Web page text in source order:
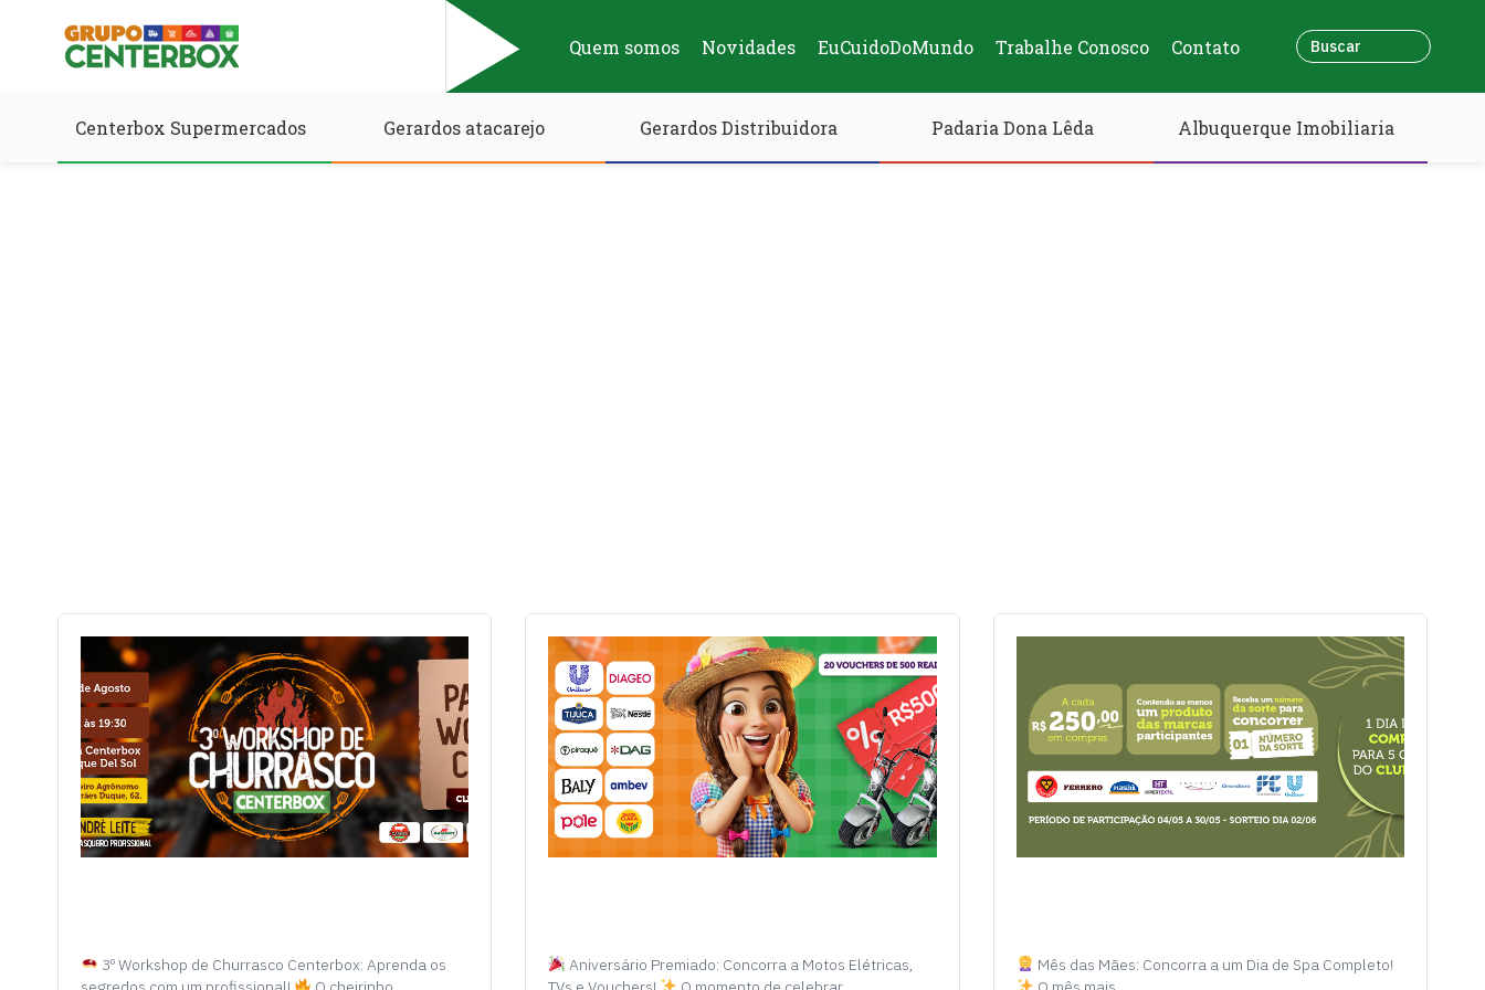
Quem somos Novidades EuCuidoDoMundo Trabalhe Conosco Contato
Centerbox Supermercados Gerardos atacarejo Gerardos Distribuidora Padaria Dona Lêda Albuquerque Imobiliaria
3º Workshop de Churrasco Centerbox: Aprenda os
Aniversário Premiado: Concorra a Motos Elétricas,
Mês das Mães: Concorra a um Dia de Spa Completo!